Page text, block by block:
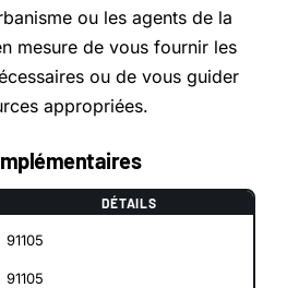
ou les agents de la
mesure de vous fournir les
ou de vous guider
appropriées.
DÉTAILS
91105
91105